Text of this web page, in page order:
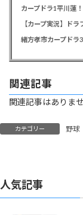
【カープ実況】ド
関連記事
関連記事はありませ
カテゴリー 野球
人気記事